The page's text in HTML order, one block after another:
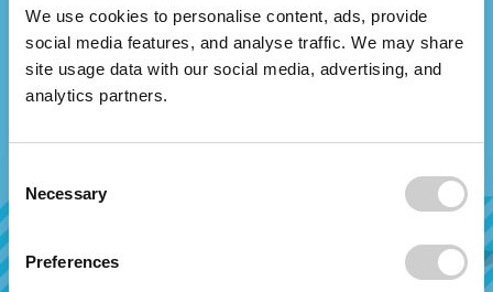
We use cookies to personalise content, ads, provide
social media features, and analyse traffic. We may share
site usage data with our social media, advertising, and
analytics partners.
Selection
Necessary
Preferences
Hier können Sie Kosten für
Abfallcontainer einsehen oder direkt
einen Container mieten.
_____
weiter ohne PLZ